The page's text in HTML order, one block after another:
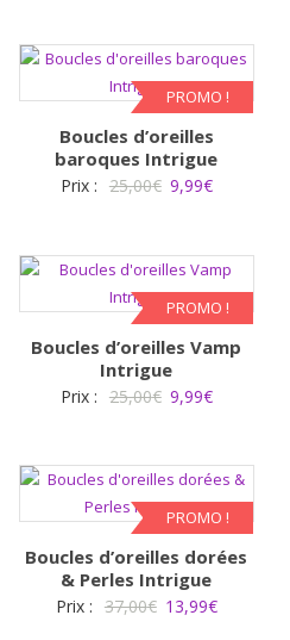
était :
37,00€.
est :
9,99€.
PROMO !
Boucles d’oreilles
baroques Intrigue
Prix : 25,00€ Le
était :
25,00€.
9,99€Le
est :
9,99€.
PROMO !
Boucles d’oreilles Vamp
Intrigue
Prix : 25,00€ Le
était :
25,00€.
9,99€Le
est :
9,99€.
PROMO !
Boucles d’oreilles dorées
& Perles Intrigue
Prix : 37,00€ Le
13,99€Le